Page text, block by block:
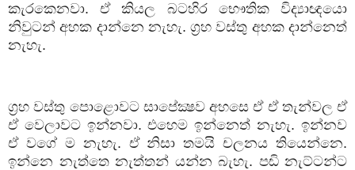
කැරකෙනවා. ඒ කියල බටහිර භෞතික විද්‍යාඥයො
නිවුටන් අහක දාන්නෙ නැහැ. ග්‍රහ වස්තු අහක දාන්නෙත්
නැහැ.
ග්‍රහ වස්තු පොළොවට සාපේක්‍ෂව අහසෙ ඒ ඒ තැන්වල ඒ
ඒ වෙලාවට ඉන්නවා. එහෙම ඉන්නෙත් නැහැ. ඉන්නව
ඒ වගේ ම නැහැ. ඒ නිසා තමයි චලනය තියෙන්නෙ.
ඉන්නෙ නැත්තෙ නැත්තන් යන්න බැහැ. පඬි නැට්ටන්ට